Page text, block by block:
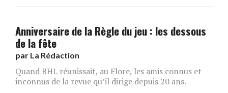
Anniversaire de la Règle du jeu : les dessous
de la fête
par La Rédaction
Quand BHL réunissait, au Flore, les amis connus et
inconnus de la revue qu’il dirige depuis 20 ans.